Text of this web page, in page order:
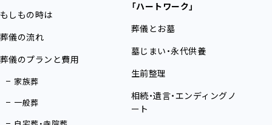
もしもの時は
葬儀の流れ
葬儀のプランと費用
家族葬
一般葬
「ハートワーク」
葬儀とお墓
墓じまい・永代供養
生前整理
相続・遺言・エンディングノ
ート